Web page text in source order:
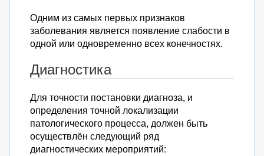
Одним из самых первых признаков
заболевания является появление слабости в
одной или одновременно всех конечностях.
Диагностика
Для точности постановки диагноза, и
определения точной локализации
патологического процесса, должен быть
осуществлён следующий ряд
диагностических мероприятий: